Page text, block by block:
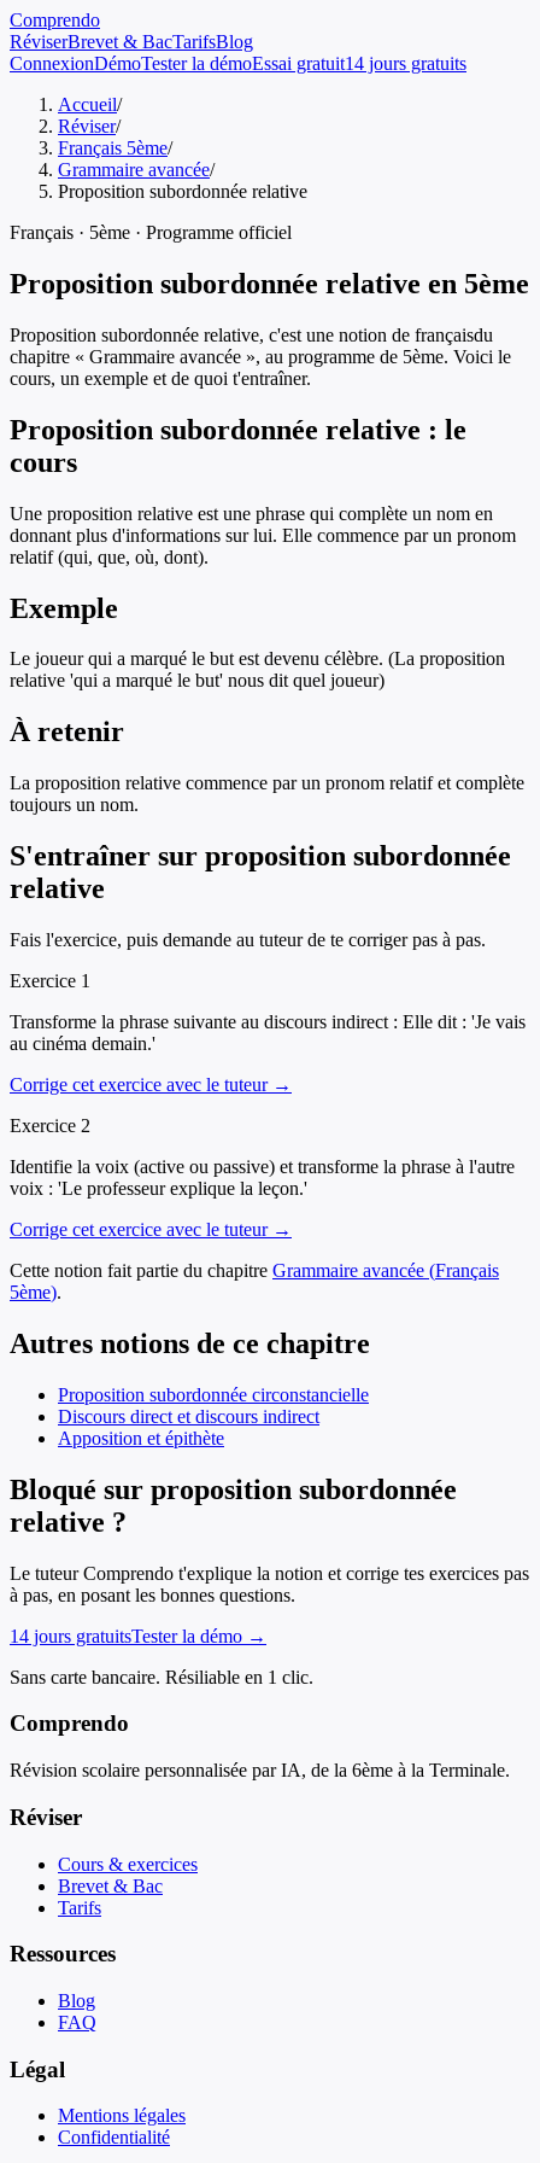
Comprendo
RéviserBrevet & BacTarifsBlog
ConnexionDémoTester la démoEssai gratuit14 jours gratuits
Accueil/
Réviser/
Français 5ème/
Grammaire avancée/
Proposition subordonnée relative
Français · 5ème · Programme officiel
Proposition subordonnée relative en 5ème
Proposition subordonnée relative, c'est une notion de françaisdu
chapitre « Grammaire avancée », au programme de 5ème. Voici le
cours, un exemple et de quoi t'entraîner.
Proposition subordonnée relative : le
cours
Une proposition relative est une phrase qui complète un nom en
donnant plus d'informations sur lui. Elle commence par un pronom
relatif (qui, que, où, dont).
Exemple
Le joueur qui a marqué le but est devenu célèbre. (La proposition
relative 'qui a marqué le but' nous dit quel joueur)
À retenir
La proposition relative commence par un pronom relatif et complète
toujours un nom.
S'entraîner sur proposition subordonnée
relative
Fais l'exercice, puis demande au tuteur de te corriger pas à pas.
Exercice 1
Transforme la phrase suivante au discours indirect : Elle dit : 'Je vais
au cinéma demain.'
Corrige cet exercice avec le tuteur →
Exercice 2
Identifie la voix (active ou passive) et transforme la phrase à l'autre
voix : 'Le professeur explique la leçon.'
Corrige cet exercice avec le tuteur →
Cette notion fait partie du chapitre Grammaire avancée (Français
5ème).
Autres notions de ce chapitre
Proposition subordonnée circonstancielle
Discours direct et discours indirect
Apposition et épithète
Bloqué sur proposition subordonnée
relative ?
Le tuteur Comprendo t'explique la notion et corrige tes exercices pas
à pas, en posant les bonnes questions.
14 jours gratuitsTester la démo →
Sans carte bancaire. Résiliable en 1 clic.
Comprendo
Révision scolaire personnalisée par IA, de la 6ème à la Terminale.
Réviser
Cours & exercices
Brevet & Bac
Tarifs
Ressources
Blog
FAQ
Légal
Mentions légales
Confidentialité